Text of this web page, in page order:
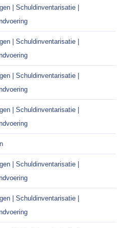
| Schuldinventarisatie |
| Schuldinventarisatie |
| Schuldinventarisatie |
| Schuldinventarisatie |
| Schuldinventarisatie |
| Schuldinventarisatie |